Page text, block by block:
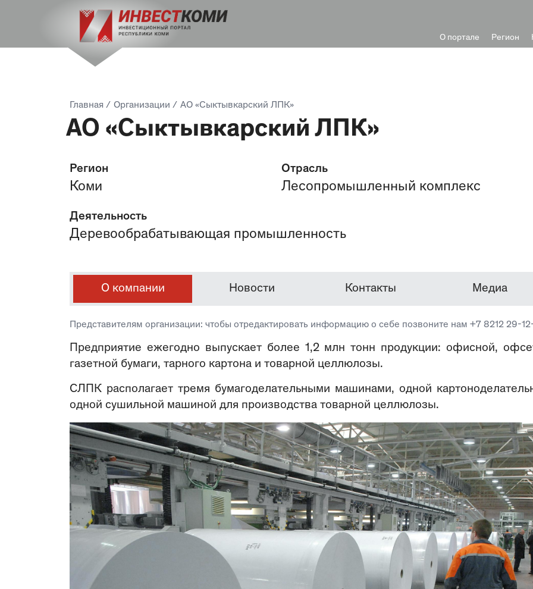
О портале Регион
Главная / Организации / АО «Сыктывкарский ЛПК»
АО «Сыктывкарский ЛПК»
Регион
Коми
Отрасль
Лесопромышленный комплекс
Деятельность
Деревообрабатывающая промышленность
О компании Новости Контакты Медиа
Представителям организации: чтобы отредактировать информацию о себе позвоните нам +7 8212 29-
Предприятие ежегодно выпускает более 1,2 млн тонн продукции: офисной,
газетной бумаги, тарного картона и товарной целлюлозы.
СЛПК располагает тремя бумагоделательными машинами, одной
одной сушильной машиной для производства товарной целлюлозы.